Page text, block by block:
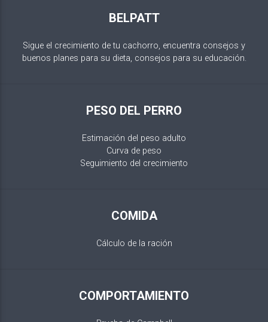
BELPATT
Sigue el crecimiento de tu cachorro, encuentra consejos y
buenos planes para su dieta, consejos para su educación.
PESO DEL PERRO
Estimación del peso adulto
Curva de peso
Seguimiento del crecimiento
COMIDA
Cálculo de la ración
COMPORTAMIENTO